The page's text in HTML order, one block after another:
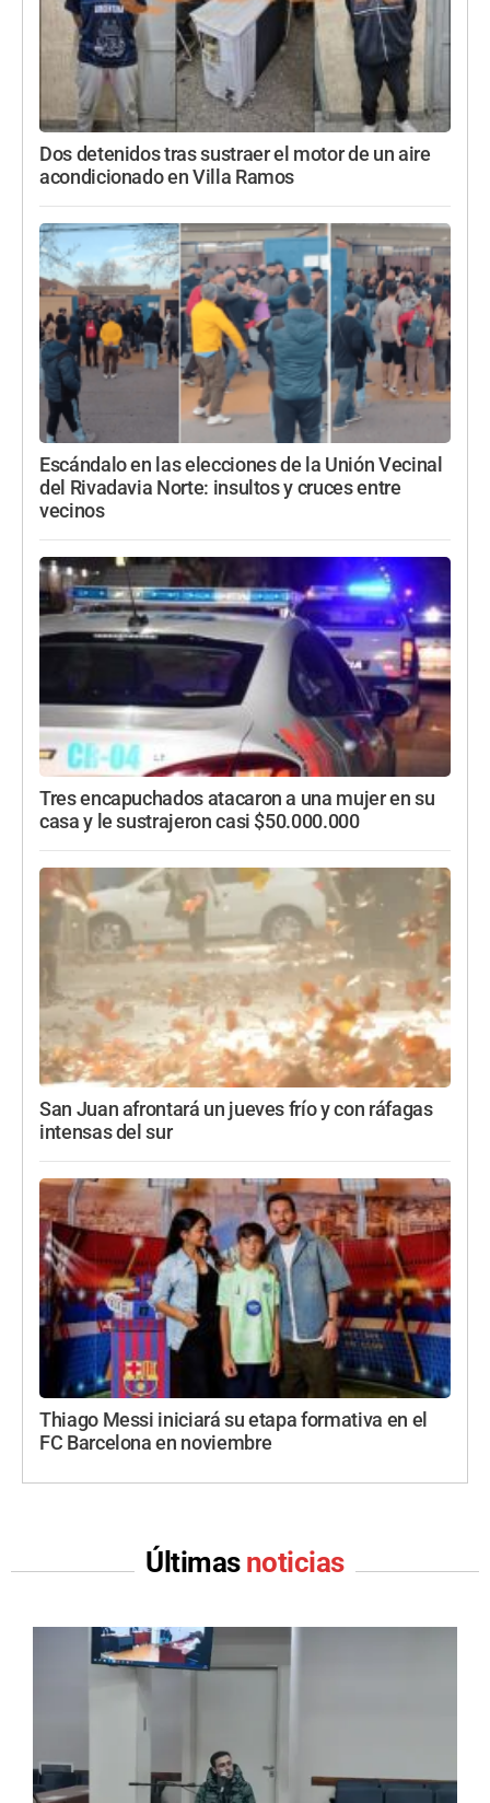
Dos detenidos tras sustraer el motor de un aire
acondicionado en Villa Ramos
Escándalo en las elecciones de la Unión Vecinal
del Rivadavia Norte: insultos y cruces entre
vecinos
Tres encapuchados atacaron a una mujer en su
casa y le sustrajeron casi $50.000.000
San Juan afrontará un jueves frío y con ráfagas
intensas del sur
Thiago Messi iniciará su etapa formativa en el
FC Barcelona en noviembre
Últimas noticias